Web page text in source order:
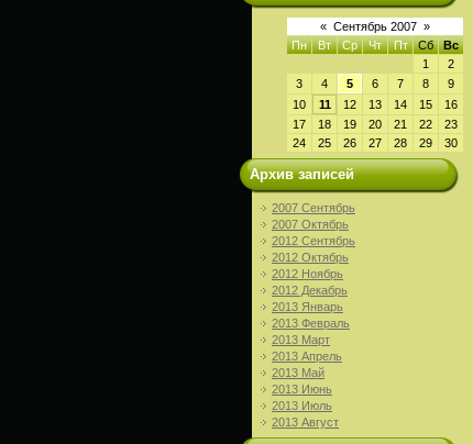
« Сентябрь 2007 »
Пн
Вт Ср Чт Пт Сб
Вс
1
2
3
4 5 6 7 8
9
10
11 12 13 14 15
16
17
18 19 20 21 22
23
24
25 26 27 28 29 30
Архив записей
2007 Сентябрь
2007 Октябрь
2012 Сентябрь
2012 Октябрь
2012 Ноябрь
2012 Декабрь
2013 Январь
2013 Февраль
2013 Март
2013 Апрель
2013 Май
2013 Июнь
2013 Июль
2013 Август